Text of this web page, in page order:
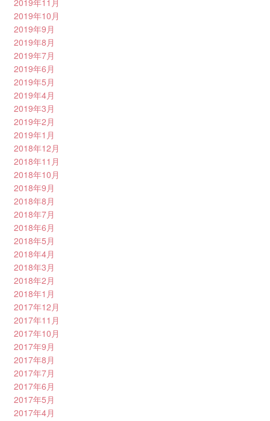
2019年10月
2019年9月
2019年8月
2019年7月
2019年6月
2019年5月
2019年4月
2019年3月
2019年2月
2019年1月
2018年12月
2018年11月
2018年10月
2018年9月
2018年8月
2018年7月
2018年6月
2018年5月
2018年4月
2018年3月
2018年2月
2018年1月
2017年12月
2017年11月
2017年10月
2017年9月
2017年8月
2017年7月
2017年6月
2017年5月
2017年4月